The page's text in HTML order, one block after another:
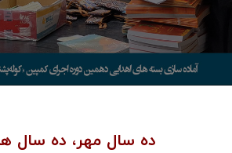
ده سال مهر، ده سال